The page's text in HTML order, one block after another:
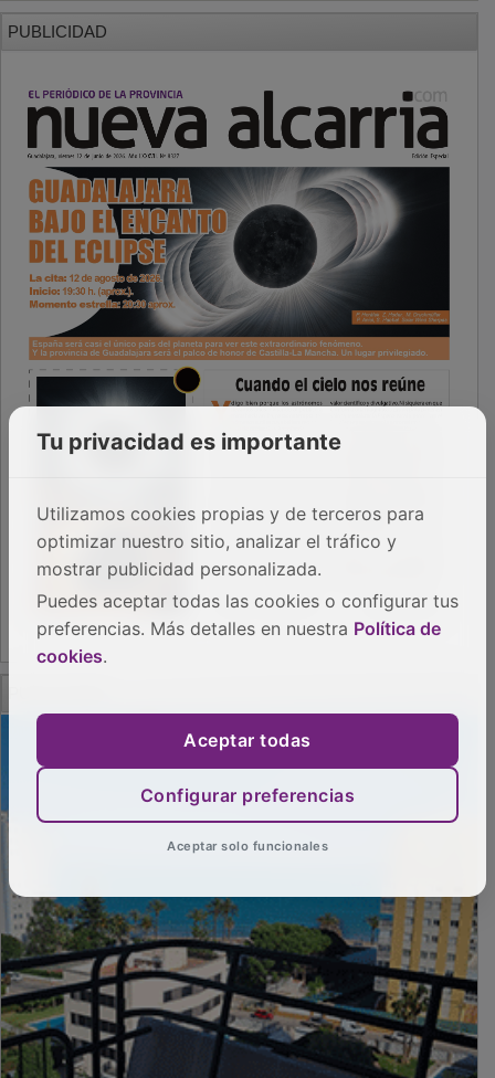
PUBLICIDAD
Tu privacidad es importante
Utilizamos cookies propias y de terceros para
optimizar nuestro sitio, analizar el tráfico y
mostrar publicidad personalizada.
Puedes aceptar todas las cookies o configurar tus
preferencias. Más detalles en nuestra Política de
cookies.
Aceptar todas
Configurar preferencias
Aceptar solo funcionales